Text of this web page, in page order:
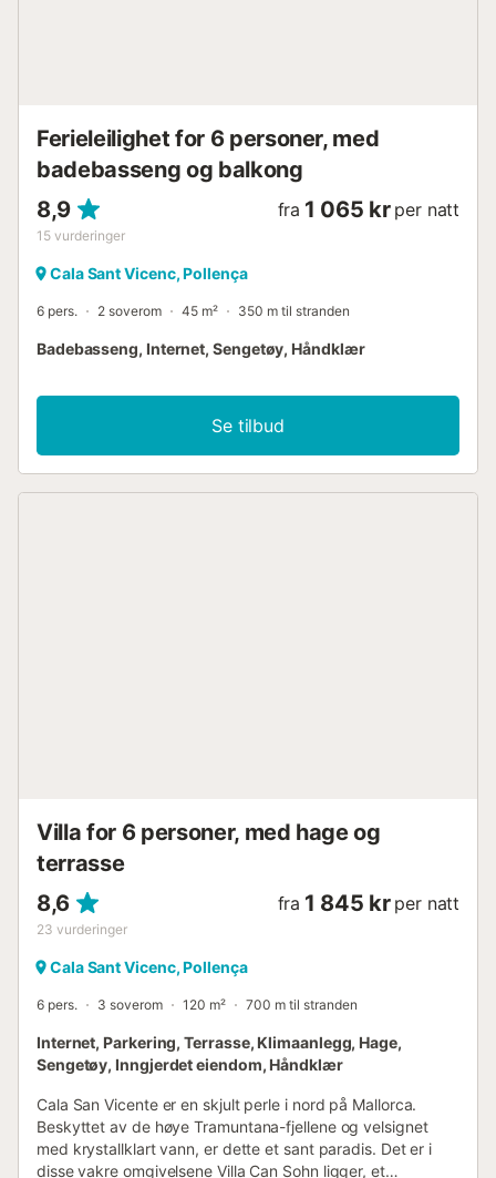
Ferieleilighet for 6 personer, med
badebasseng og balkong
8,9
15 vurderinger
fra 1 065 kr per natt
Cala Sant Vicenc, Pollença
6 pers. 2 soverom 45 m² 350 m til stranden
Badebasseng, Internet, Sengetøy, Håndklær
Se tilbud
Villa for 6 personer, med hage og
terrasse
8,6
23 vurderinger
fra 1 845 kr per natt
Cala Sant Vicenc, Pollença
6 pers. 3 soverom 120 m² 700 m til stranden
Internet, Parkering, Terrasse, Klimaanlegg, Hage,
Sengetøy, Inngjerdet eiendom, Håndklær
Cala San Vicente er en skjult perle i nord på Mallorca.
Beskyttet av de høye Tramuntana-fjellene og velsignet
med krystallklart vann, er dette et sant paradis. Det er i
disse vakre omgivelsene Villa Can Sohn ligger, et